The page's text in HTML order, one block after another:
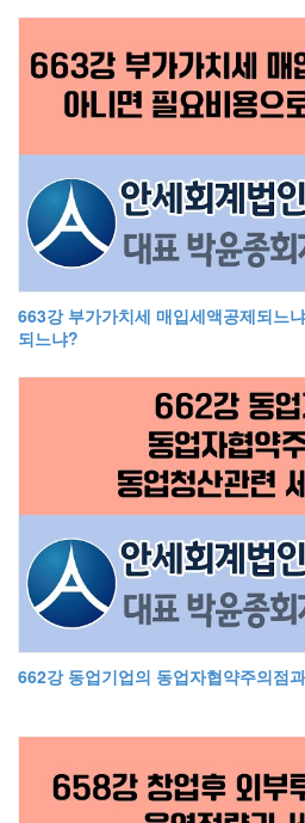
663강 부가가치세 매입세액공제되느
되느냐?
662강 동업기업의 동업자협약주의점